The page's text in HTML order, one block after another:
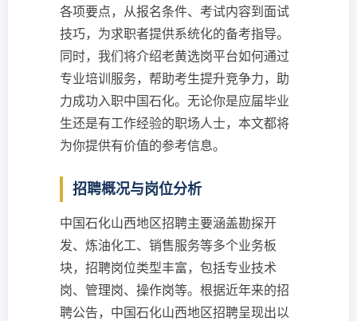
各项要点，从报名条件、考试内容到面试
技巧，为求职者提供系统化的备考指导。
同时，我们将介绍老黄选岗平台如何通过
专业培训服务，帮助考生提升竞争力，助
力成功入职中国石化。无论你是应届毕业
生还是有工作经验的职场人士，本文都将
为你提供有价值的参考信息。
招聘概况与岗位分析
中国石化山西地区招聘主要涵盖勘探开
发、炼油化工、销售服务等多个业务板
块，招聘岗位类型丰富，包括专业技术
岗、管理岗、操作岗等。根据近年来的招
聘公告，中国石化山西地区招聘呈现出以